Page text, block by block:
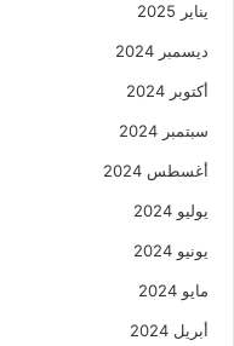
يناير 2025
ديسمبر 2024
أكتوبر 2024
سبتمبر 2024
أغسطس 2024
يوليو 2024
يونيو 2024
مايو 2024
أبريل 2024